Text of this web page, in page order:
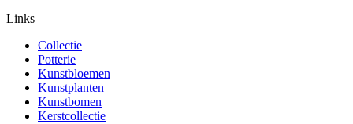
Links
Collectie
Potterie
Kunstbloemen
Kunstplanten
Kunstbomen
Kerstcollectie